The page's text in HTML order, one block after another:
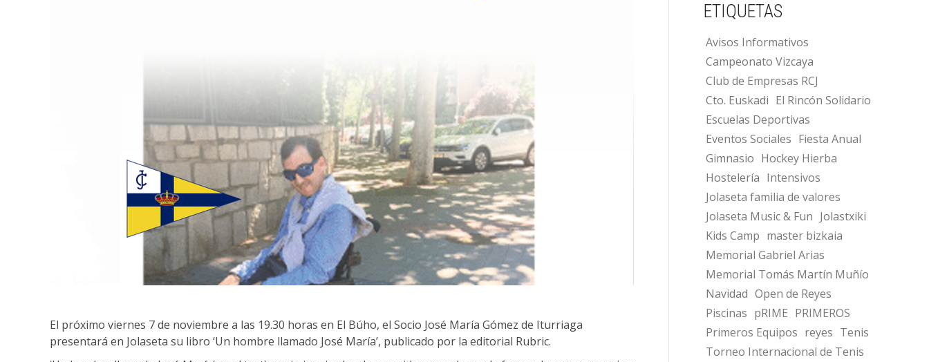
El próximo viernes 7 de noviembre a las 19.30 horas en El Búho, el Socio José María Gómez de Iturriaga
presentará en Jolaseta su libro ‘Un hombre llamado José María’, publicado por la editorial Rubric.
ETIQUETAS
Avisos Informativos
Campeonato Vizcaya
Club de Empresas RCJ
Cto. Euskadi El Rincón Solidario
Escuelas Deportivas
Eventos Sociales Fiesta Anual
Gimnasio Hockey Hierba
Hostelería Intensivos
Jolaseta familia de valores
Jolaseta Music & Fun Jolastxiki
Kids Camp master bizkaia
Memorial Gabriel Arias
Memorial Tomás Martín Muñío
Navidad Open de Reyes
Piscinas pRIME PRIMEROS
Primeros Equipos reyes Tenis
Torneo Internacional de Tenis